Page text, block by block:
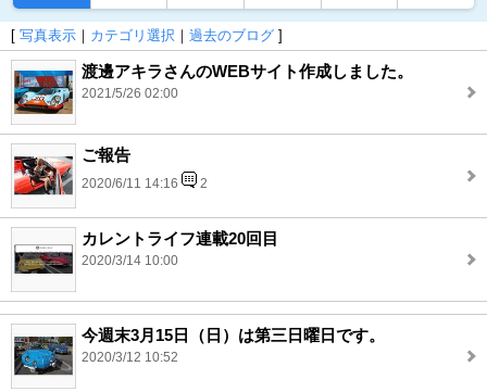
[ 写真表示 ｜ カテゴリ選択 ｜ 過去のブログ ]
渡邊アキラさんのWEBサイト作成しました。
2021/5/26 02:00
ご報告
2020/6/11 14:16 2
カレントライフ連載20回目
2020/3/14 10:00
今週末3月15日（日）は第三日曜日です。
2020/3/12 10:52